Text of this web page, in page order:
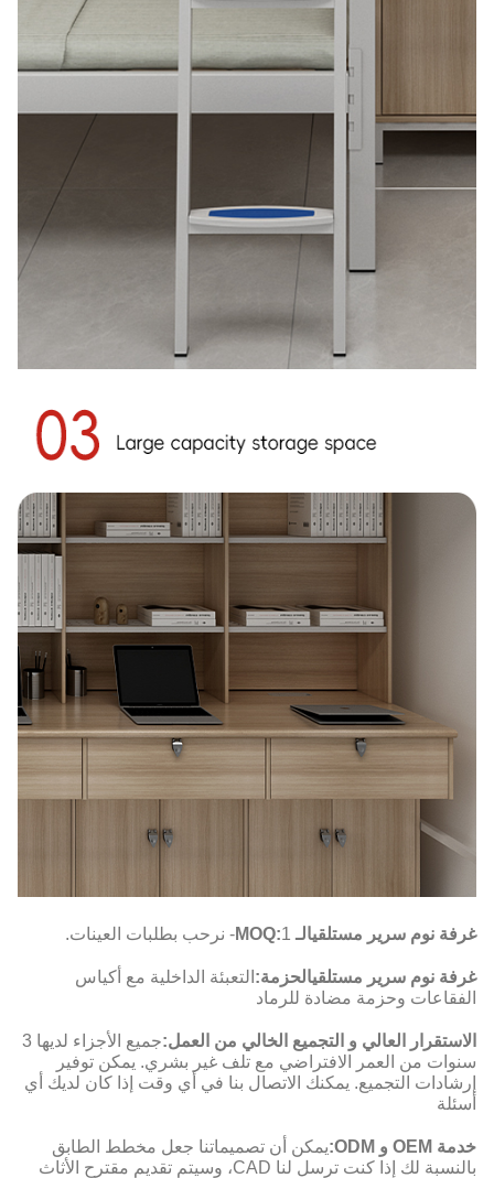
غرفة نوم سرير مستلقيالـ MOQ :1- نرحب بطلبات العينات.
غرفة نوم سرير مستلقيالحزمة:التعبئة الداخلية مع أكياس
الفقاعات وحزمة مضادة للرماد
الاستقرار العالي و التجميع الخالي من العمل:
جميع الأجزاء لديها 3
سنوات من العمر الافتراضي مع تلف غير بشري. يمكن توفير
إرشادات التجميع. يمكنك الاتصال بنا في أي وقت إذا كان لديك أي
أسئلة
خدمة OEM و ODM:
يمكن أن تصميماتنا جعل مخطط الطابق
بالنسبة لك إذا كنت ترسل لنا CAD، وسيتم تقديم مقترح الأثاث